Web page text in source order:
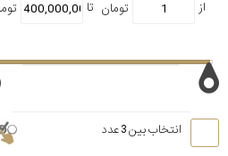
انتخاب بین 3 عدد